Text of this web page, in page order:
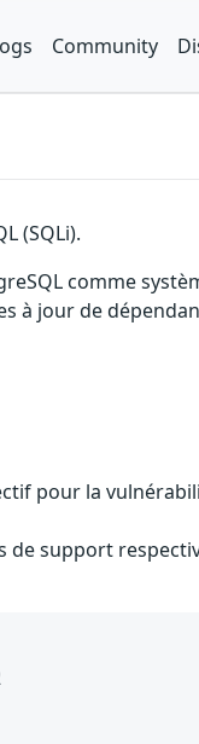
Community
(SQLi).
comme
jour de
pour la
support